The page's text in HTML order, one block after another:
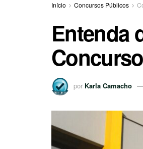
Início Concursos Públicos
Entenda
por Karla Camacho